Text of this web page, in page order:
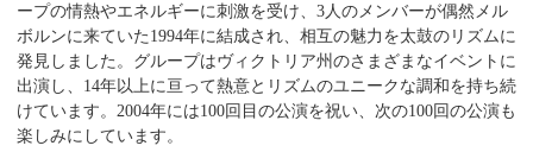
ープの情熱やエネルギーに刺激を受け、3人のメンバーが偶然メル
ボルンに来ていた1994年に結成され、相互の魅力を太鼓のリズムに
発見しました。グループはヴィクトリア州のさまざまなイベントに
出演し、14年以上に亘って熱意とリズムのユニークな調和を持ち続
けています。2004年には100回目の公演を祝い、次の100回の公演も
楽しみにしています。